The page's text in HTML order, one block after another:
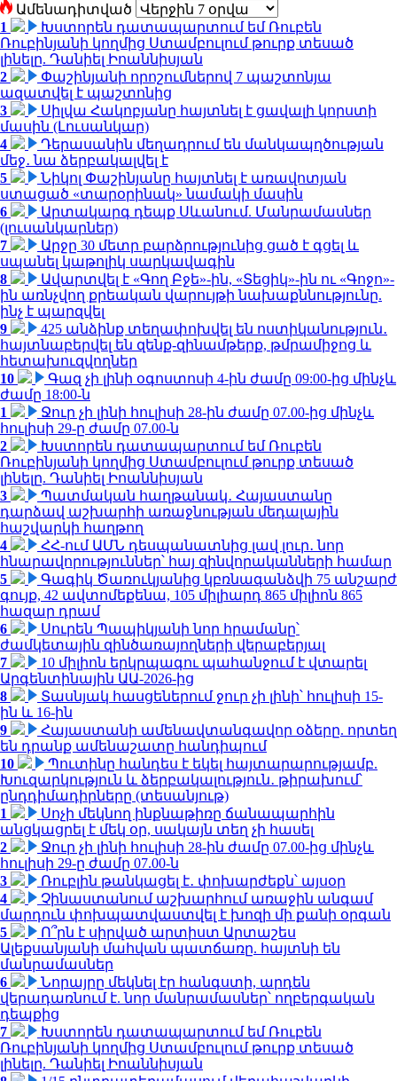
Ամենադիտված
1
Խստորեն դատապարտում եմ Ռուբեն
Ռուբինյանի կողմից Ստամբուլում թուրք տեսած
լինելը. Դանիել Իոաննիսյան
2
Փաշինյանի որոշումներով 7 պաշտոնյա
ազատվել է պաշտոնից
3
Սիլվա Հակոբյանը հայտնել է ցավալի կորստի
մասին (Լուսանկար)
4
Դերասանին մեղադրում են մանկապղծության
մեջ․ նա ձերբակալվել է
5
Նիկոլ Փաշինյանը հայտնել է առավոտյան
ստացած «տարօրինակ» նամակի մասին
6
Արտակարգ դեպք Սևանում. Մանրամասներ
(լուսանկարներ)
7
Արջը 30 մետր բարձրությունից ցած է գցել և
սպանել կաթոլիկ սարկավագին
8
Ավարտվել է «Գող Բջե»-ին, «Տեցիկ»-ին ու «Գոջո»-
ին առնչվող քրեական վարույթի նախաքննությունը.
ինչ է պարզվել
9
425 անձինք տեղափոխվել են ոստիկանություն․
հայտնաբերվել են զենք-զինամթերք, թմրամիջոց և
հետախուզվողներ
10
Գազ չի լինի օգոստոսի 4-ին ժամը 09:00-ից մինչև
ժամը 18:00-ն
1
Ջուր չի լինի հուլիսի 28-ին ժամը 07.00-ից մինչև
հուլիսի 29-ը ժամը 07.00-ն
2
Խստորեն դատապարտում եմ Ռուբեն
Ռուբինյանի կողմից Ստամբուլում թուրք տեսած
լինելը. Դանիել Իոաննիսյան
3
Պատմական հաղթանակ․ Հայաստանը
դարձավ աշխարհի առաջնության մեդալային
հաշվարկի հաղթող
4
ՀՀ-ում ԱՄՆ դեսպանատնից լավ լուր․ նոր
հնարավորություններ՝ հայ զինվորականների համար
5
Գագիկ Ծառուկյանից կբռնագանձվի 75 անշարժ
գույք, 42 ավտոմեքենա, 105 միլիարդ 865 միլիոն 865
հազար դրամ
6
Սուրեն Պապիկյանի նոր հրամանը՝
ժամկետային զինծառայողների վերաբերյալ
7
10 միլիոն երկրպագու պահանջում է վտարել
Արգենտինային ԱԱ-2026-ից
8
Տասնյակ հասցեներում ջուր չի լինի՝ հուլիսի 15-
ին և 16-ին
9
Հայաստանի ամենավտանգավոր օձերը. որտեղ
են դրանք ամենաշատը հանդիպում
10
Պուտինը հանդես է եկել հայտարարությամբ.
Խուզարկություն և ձերբակալություն․ թիրախում՝
ընդդիմադիրները (տեսանյութ)
1
Սոչի մեկնող ինքնաթիռը ճանապարհին
անցկացրել է մեկ օր, սակայն տեղ չի հասել
2
Ջուր չի լինի հուլիսի 28-ին ժամը 07.00-ից մինչև
հուլիսի 29-ը ժամը 07.00-ն
3
Ռուբլին թանկացել է․ փոխարժեքն՝ այսօր
4
Չինաստանում աշխարհում առաջին անգամ
մարդուն փոխպատվաստվել է խոզի մի քանի օրգան
5
Ո՞րն է սիրված արտիստ Արտաշես
Ալեքսանյանի մահվան պատճառը. հայտնի են
մանրամասներ
6
Նորայրը մեկնել էր հանգստի, արդեն
վերադառնում է. նոր մանրամասներ՝ ողբերգական
դեպքից
7
Խստորեն դատապարտում եմ Ռուբեն
Ռուբինյանի կողմից Ստամբուլում թուրք տեսած
լինելը. Դանիել Իոաննիսյան